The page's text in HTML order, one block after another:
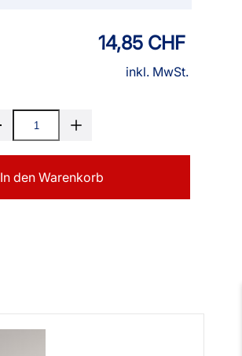
14,85 CHF
inkl. MwSt.
In den Warenkorb